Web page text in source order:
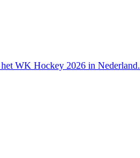
WK Hockey 2026 in Nederland.